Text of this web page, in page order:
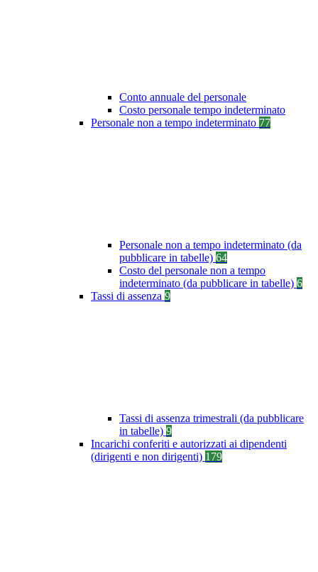
Conto annuale del personale
Costo personale tempo indeterminato
Personale non a tempo indeterminato 77
Personale non a tempo indeterminato (da
pubblicare in tabelle) 64
Costo del personale non a tempo
indeterminato (da pubblicare in tabelle) 6
Tassi di assenza 9
Tassi di assenza trimestrali (da pubblicare
in tabelle) 9
Incarichi conferiti e autorizzati ai dipendenti
(dirigenti e non dirigenti) 179